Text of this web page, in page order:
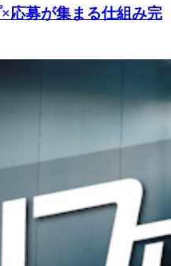
応募が集まる仕組み完